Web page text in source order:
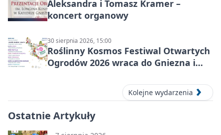
Aleksandra i Tomasz Kramer –
koncert organowy
30 sierpnia 2026, 15:00
Roślinny Kosmos Festiwal Otwartych
Ogrodów 2026 wraca do Gniezna i
Kolejne wydarzenia
Ostatnie Artykuły